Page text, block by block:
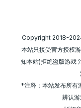
Copyright 2018-
本站只接受官方授权
知本站)拒绝盗版游戏
*注释：本站发布所有
辨认